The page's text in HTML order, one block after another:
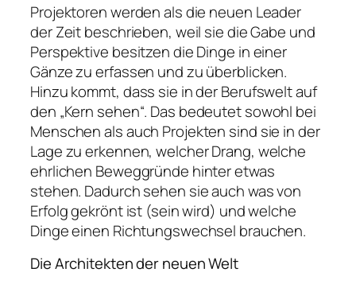
Projektoren werden als die neuen Leader
der Zeit beschrieben, weil sie die Gabe und
Perspektive besitzen die Dinge in einer
Gänze zu erfassen und zu überblicken.
Hinzu kommt, dass sie in der Berufswelt auf
den „Kern sehen“. Das bedeutet sowohl bei
Menschen als auch Projekten sind sie in der
Lage zu erkennen, welcher Drang, welche
ehrlichen Beweggründe hinter etwas
stehen. Dadurch sehen sie auch was von
Erfolg gekrönt ist (sein wird) und welche
Dinge einen Richtungswechsel brauchen.
Die Architekten der neuen Welt